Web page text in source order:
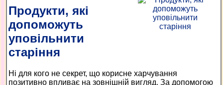
Продукти, які
допоможуть
уповільнити
старіння
Ні для кого не секрет, що корисне харчування
позитивно впливає на зовнішній вигляд. За допомогою